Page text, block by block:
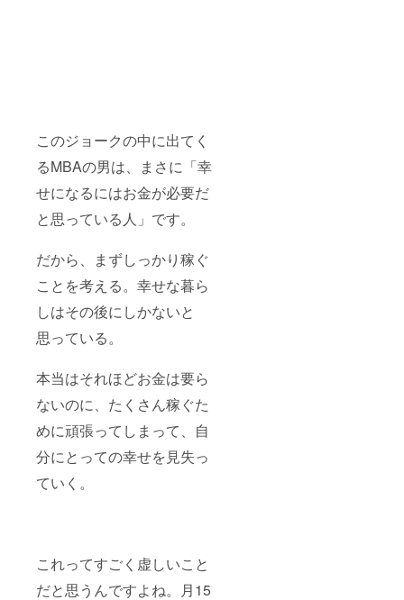
このジョークの中に出てく
るMBAの男は、まさに「幸
せになるにはお金が必要だ
と思っている人」です。
だから、まずしっかり稼ぐ
ことを考える。幸せな暮ら
しはその後にしかないと
思っている。
本当はそれほどお金は要ら
ないのに、たくさん稼ぐた
めに頑張ってしまって、自
分にとっての幸せを見失っ
ていく。
これってすごく虚しいこと
だと思うんですよね。月15